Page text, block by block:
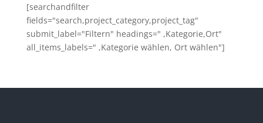
[searchandfilter
fields="search,project_category,project_tag"
submit_label="Filtern" headings=" ,Kategorie,Ort"
all_items_labels=" ,Kategorie wählen, Ort wählen"]